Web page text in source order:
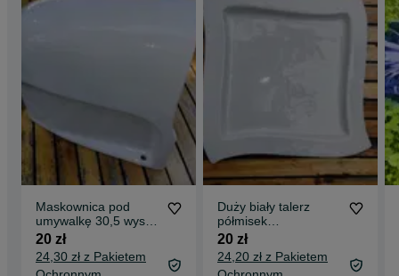
Maskownica pod
umywalkę 30,5 wys x
33 szer biała
20 zł
24,30 zł z Pakietem
Duży biały talerz
półmisek
restauracyjny
36x36x2cm
20 zł
24,20 zł z Pakietem